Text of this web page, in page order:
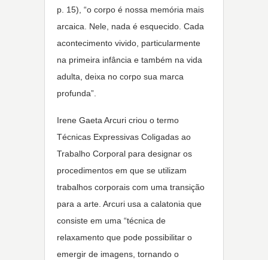
p. 15), “o corpo é nossa memória mais
arcaica. Nele, nada é esquecido. Cada
acontecimento vivido, particularmente
na primeira infância e também na vida
adulta, deixa no corpo sua marca
profunda”.
Irene Gaeta Arcuri criou o termo
Técnicas Expressivas Coligadas ao
Trabalho Corporal para designar os
procedimentos em que se utilizam
trabalhos corporais com uma transição
para a arte. Arcuri usa a calatonia que
consiste em uma “técnica de
relaxamento que pode possibilitar o
emergir de imagens, tornando o